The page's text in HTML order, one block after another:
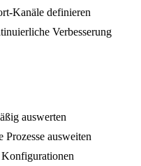
Kanäle definieren
Verbesserung
auswerten
ausweiten